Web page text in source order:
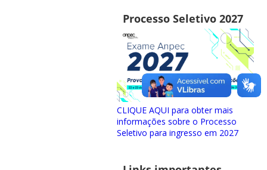
Processo Seletivo 2027
CLIQUE AQUI para obter mais
informações sobre o Processo
Seletivo para ingresso em 2027